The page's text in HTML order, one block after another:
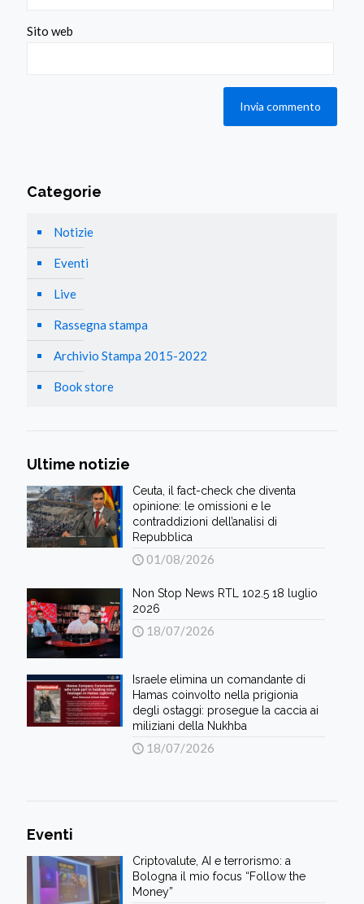
Sito web
Categorie
Notizie
Eventi
Live
Rassegna stampa
Archivio Stampa 2015-2022
Book store
Ultime notizie
Ceuta, il fact-check che diventa
opinione: le omissioni e le
contraddizioni dell’analisi di
Repubblica
01/08/2026
Non Stop News RTL 102.5 18 luglio
2026
18/07/2026
Israele elimina un comandante di
Hamas coinvolto nella prigionia
degli ostaggi: prosegue la caccia ai
miliziani della Nukhba
18/07/2026
Eventi
Criptovalute, AI e terrorismo: a
Bologna il mio focus “Follow the
Money”